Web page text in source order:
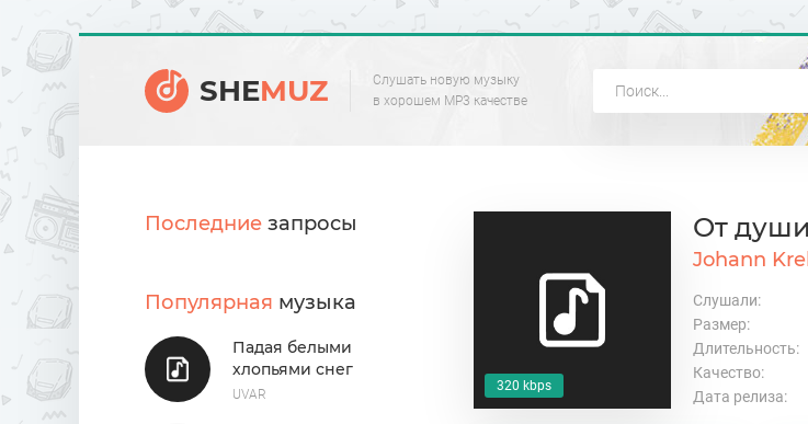
SHEMUZ
Слушать новую музыку
в хорошем MP3 качестве
Последние запросы
Популярная музыка
Падая белыми
хлопьями снег
UVAR
320 kbps
От
Johann
Слушали:
Размер:
Длительность:
Качество:
Дата релиза: